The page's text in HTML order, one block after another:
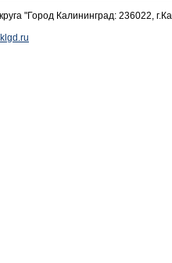
"Город Калининград: 236022,